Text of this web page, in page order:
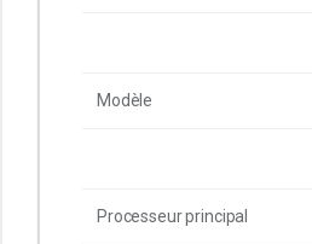
Modèle
Processeur principal